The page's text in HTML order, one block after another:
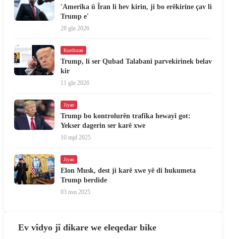
'Amerîka û Îran li hev kirin, ji bo erêkirine çav li
Trump e'
28 gln 2026
Kurdistan
Trump, li ser Qubad Talabanî parvekirinek belav
kir
11 gln 2026
Jiyan
Trump bo kontrolurên trafîka hewayî got:
Yekser dagerin ser karê xwe
10 mjd 2025
Jiyan
Elon Musk, dest ji karê xwe yê di hukumeta
Trump berdide
03 nsn 2025
Ev vîdyo jî dikare we eleqedar bike